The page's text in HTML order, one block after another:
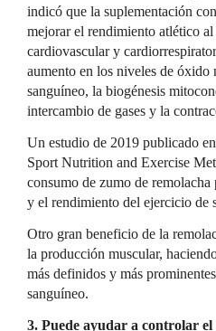
indicó que la suplementación
mejorar el rendimiento atlético
cardiovascular y
aumento en los niveles de
sanguíneo, la biogénesis
intercambio de gases y la
Un estudio de 2019 publicado
Sport Nutrition and Exercise
consumo de zumo de remolacha
y el rendimiento del ejercicio de
Otro gran beneficio de la
la producción muscular,
más definidos y más
sanguíneo.
3. Puede ayudar a controlar el